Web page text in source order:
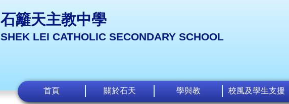
石籬天主教中學
SHEK LEI CATHOLIC SECONDARY SCHOOL
首頁 關於石天 學與教 校風及學生支援